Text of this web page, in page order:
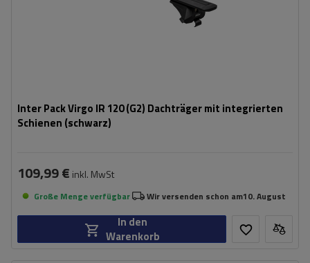
Inter Pack Virgo IR 120 (G2) Dachträger mit integrierten
Schienen (schwarz)
109,99 € inkl. MwSt
Große Menge verfügbar Wir versenden schon am10. August
In den
Warenkorb